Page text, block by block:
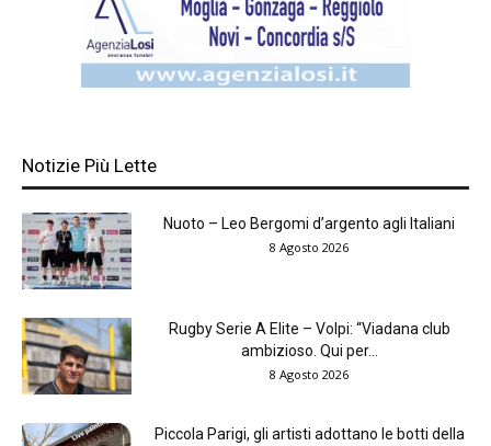
Notizie Più Lette
Nuoto – Leo Bergomi d’argento agli Italiani
8 Agosto 2026
Rugby Serie A Elite – Volpi: “Viadana club
ambizioso. Qui per...
8 Agosto 2026
Piccola Parigi, gli artisti adottano le botti della